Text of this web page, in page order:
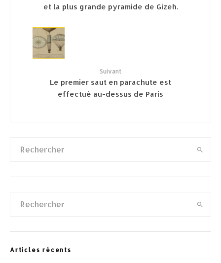
et la plus grande pyramide de Gizeh.
Suivant
Le premier saut en parachute est
effectué au-dessus de Paris
Articles récents